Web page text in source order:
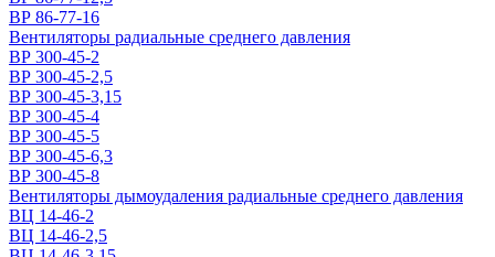
ВР 86-77-16
Вентиляторы радиальные среднего давления
ВР 300-45-2
ВР 300-45-2,5
ВР 300-45-3,15
ВР 300-45-4
ВР 300-45-5
ВР 300-45-6,3
ВР 300-45-8
Вентиляторы дымоудаления радиальные среднего давления
ВЦ 14-46-2
ВЦ 14-46-2,5